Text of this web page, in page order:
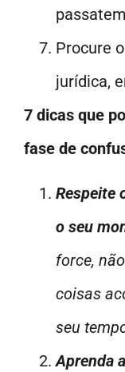
Procure
jurídica,
7 dicas que
fase de
Respeite
o seu
force,
coisas
seu
Aprenda